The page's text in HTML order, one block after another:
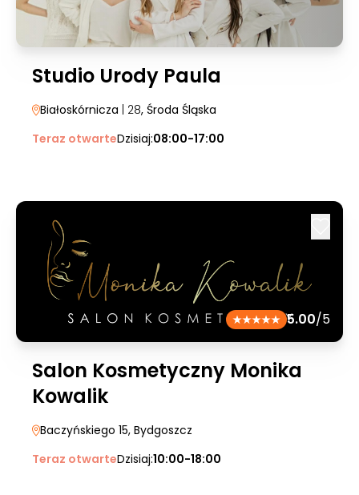
Studio Urody Paula
Białoskórnicza | 28, Środa Śląska
Teraz otwarteDzisiaj:08:00-17:00
5.00/5
Salon Kosmetyczny Monika
Kowalik
Baczyńskiego 15, Bydgoszcz
Teraz otwarteDzisiaj:10:00-18:00